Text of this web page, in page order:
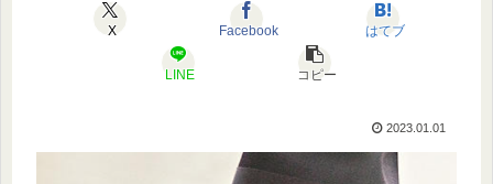
X Facebook はてブ
LINE コピー
2023.01.01